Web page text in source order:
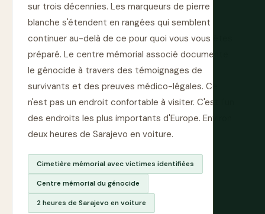
sur trois décennies. Les marqueurs de pierre
blanche s'étendent en rangées qui semblent
continuer au-delà de ce pour quoi vous vous êtes
préparé. Le centre mémorial associé documente
le génocide à travers des témoignages de
survivants et des preuves médico-légales. Ce
n'est pas un endroit confortable à visiter. C'est l'un
des endroits les plus importants d'Europe. Environ
deux heures de Sarajevo en voiture.
Cimetière mémorial avec victimes identifiées
Centre mémorial du génocide
2 heures de Sarajevo en voiture